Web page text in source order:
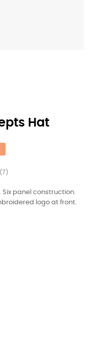
Hat
7 )
Six panel construction.
logo at front.